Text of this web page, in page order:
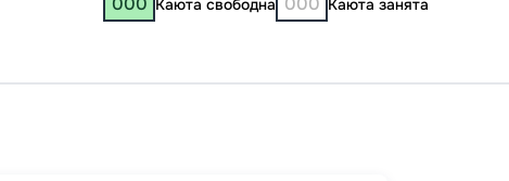
Каюта свободна Каюта занята